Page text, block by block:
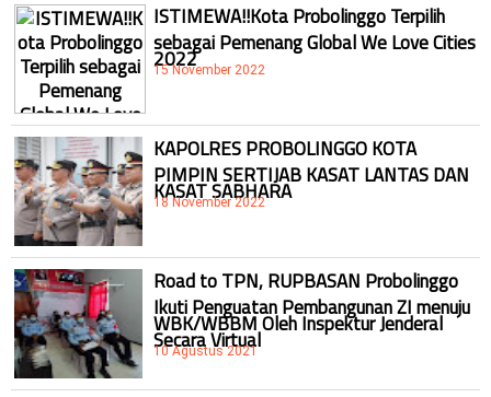
ISTIMEWA!!Kota Probolinggo Terpilih
sebagai Pemenang Global We Love Cities
2022
15 November 2022
KAPOLRES PROBOLINGGO KOTA
PIMPIN SERTIJAB KASAT LANTAS DAN
KASAT SABHARA
18 November 2022
Road to TPN, RUPBASAN Probolinggo
Ikuti Penguatan Pembangunan ZI menuju
WBK/WBBM Oleh Inspektur Jenderal
Secara Virtual
10 Agustus 2021